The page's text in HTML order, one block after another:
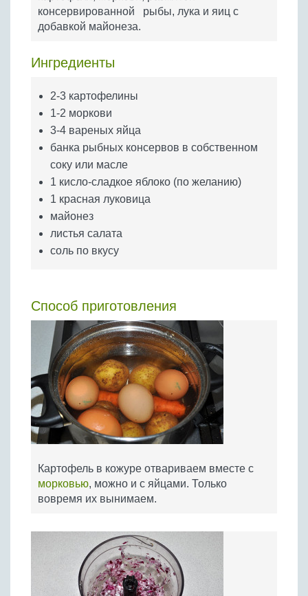
Бобовые
Яйца
консервированной рыбы, лука и яиц с
добавкой майонеза.
Ингредиенты
2-3 картофелины
1-2 моркови
3-4 вареных яйца
банка рыбных консервов в собственном
соку или масле
1 кисло-сладкое яблоко (по желанию)
1 красная луковица
майонез
листья салата
соль по вкусу
Способ приготовления
Картофель в кожуре отвариваем вместе с
морковью, можно и с яйцами. Только
вовремя их вынимаем.